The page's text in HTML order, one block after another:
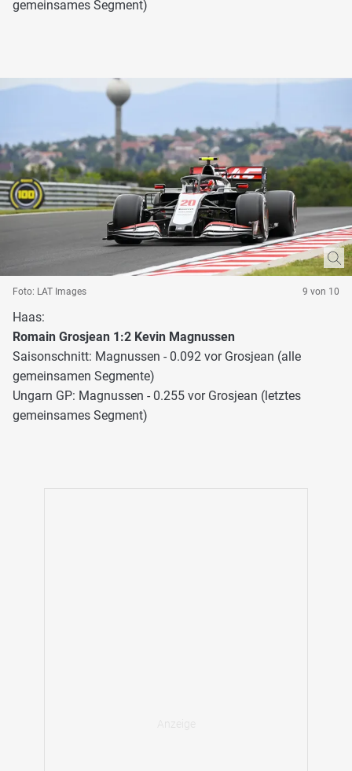
gemeinsames Segment)
Foto: LAT Images 9 von 10
Haas:
Romain Grosjean 1:2 Kevin Magnussen
Saisonschnitt: Magnussen - 0.092 vor Grosjean (alle
gemeinsamen Segmente)
Ungarn GP: Magnussen - 0.255 vor Grosjean (letztes
gemeinsames Segment)